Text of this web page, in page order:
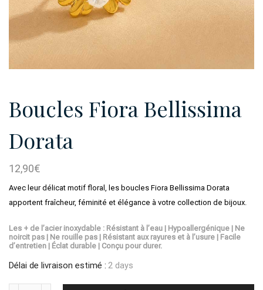
Boucles Fiora Bellissima
Dorata
12,90€
Avec leur délicat motif floral, les boucles Fiora Bellissima Dorata
apportent fraîcheur, féminité et élégance à votre collection de bijoux.
Les + de l’acier inoxydable : Résistant à l’eau | Hypoallergénique | Ne
noircit pas | Ne rouille pas | Résistant aux rayures et à l’usure | Facile
d’entretien | Éclat durable | Conçu pour durer.
Délai de livraison estimé : 2 days